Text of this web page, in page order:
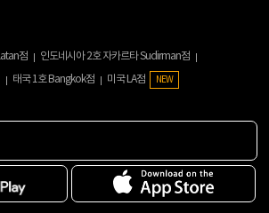
점
인도네시아 2호 자카르타 Sudirman점
태국 1호 Bangkok점 미국 LA점 NEW